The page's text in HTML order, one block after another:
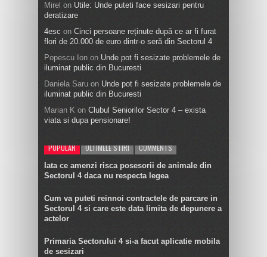
Mirel on Utile: Unde puteti face sesizari pentru
deratizare
4esc on Cinci persoane reținute după ce ar fi furat
flori de 20.000 de euro dintr-o seră din Sectorul 4
Popescu Ion on Unde pot fi sesizate problemele de
iluminat public din Bucuresti
Daniela Saru on Unde pot fi sesizate problemele de
iluminat public din Bucuresti
Marian K on Clubul Seniorilor Sector 4 – exista
viata si dupa pensionare!
POPULAR ULTIMELE STIRI COMMENTS
Iata ce amenzi risca posesorii de animale din
Sectorul 4 daca nu respecta legea
Cum va puteti reinnoi contractele de parcare in
Sectorul 4 si care este data limita de depunere a
actelor
Primaria Sectorului 4 si-a facut aplicatie mobila
de sesizari